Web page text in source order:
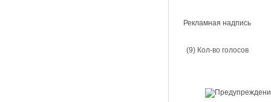
Рекламная надпись
(9) Кол-во голосов